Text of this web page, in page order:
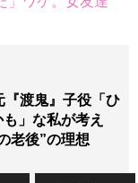
『渡鬼』子役「ひ
」な私が考え
老後”の理想